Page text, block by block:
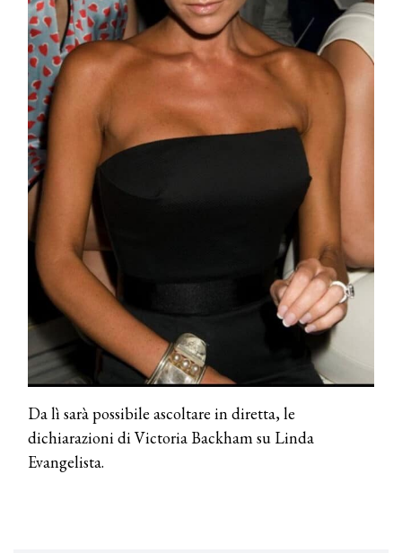
Da lì sarà possibile ascoltare in diretta, le
dichiarazioni di Victoria Backham su Linda
Evangelista.
DYSON
Dyson presenta la nuova collezione
pervinca e rosé per Natale
COTRIL
Continua la carrellata di look firmati
Cotril alla Festa del Cinema di Roma
TONI&GUY
A Natale regala una doppia
TONI&GUY “Feel Good Experience”!
TONI&GUY
LABEL.M lancia la sua innovativa ed
eco-sostenibile linea di prodotti
professionali
DAVINES
Davines presenta cofanetti beauty
preziosi per un regalo adatto ad
ogni capello
COSMOPROF WORLDWIDE BOLOGNA
Cosmprof Worldwide Bologna